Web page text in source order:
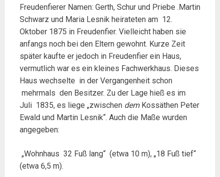
Freudenfierer Namen: Gerth, Schur und Priebe .Martin
Schwarz und Maria Lesnik heirateten am 12.
Oktober 1875 in Freudenfier. Vielleicht haben sie
anfangs noch bei den Eltern gewohnt. Kurze Zeit
später kaufte er jedoch in Freudenfier ein Haus,
vermutlich war es ein kleines Fachwerkhaus. Dieses
Haus wechselte in der Vergangenheit schon
mehrmals den Besitzer. Zu der Lage hieß es im
Juli 1835, es liege „zwischen demKossäthen Peter
Ewald und Martin Lesnik“. Auch die Maße wurden
angegeben:
„Wohnhaus 32 Fuß lang“ (etwa 10 m), „18 Fuß tief“
(etwa 6,5 m).